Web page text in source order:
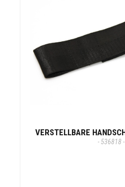
VERSTELLBARE
- 536818 -